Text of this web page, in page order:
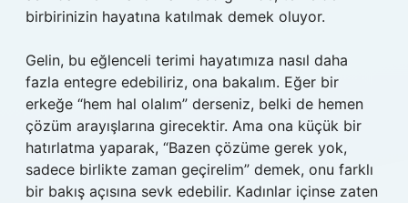
birbirinizin hayatına katılmak demek oluyor.
Gelin, bu eğlenceli terimi hayatımıza nasıl daha
fazla entegre edebiliriz, ona bakalım. Eğer bir
erkeğe “hem hal olalım” derseniz, belki de hemen
çözüm arayışlarına girecektir. Ama ona küçük bir
hatırlatma yaparak, “Bazen çözüme gerek yok,
sadece birlikte zaman geçirelim” demek, onu farklı
bir bakış açısına sevk edebilir. Kadınlar içinse zaten